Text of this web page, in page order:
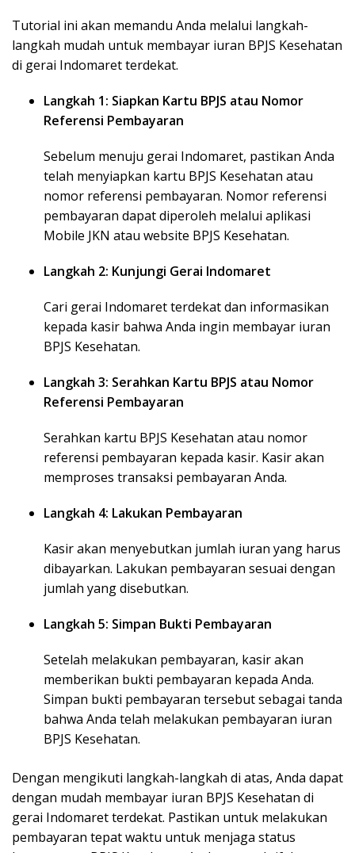
Tutorial ini akan memandu Anda melalui langkah-
langkah mudah untuk membayar iuran BPJS Kesehatan
di gerai Indomaret terdekat.
Langkah 1: Siapkan Kartu BPJS atau Nomor
Referensi Pembayaran
Sebelum menuju gerai Indomaret, pastikan Anda
telah menyiapkan kartu BPJS Kesehatan atau
nomor referensi pembayaran. Nomor referensi
pembayaran dapat diperoleh melalui aplikasi
Mobile JKN atau website BPJS Kesehatan.
Langkah 2: Kunjungi Gerai Indomaret
Cari gerai Indomaret terdekat dan informasikan
kepada kasir bahwa Anda ingin membayar iuran
BPJS Kesehatan.
Langkah 3: Serahkan Kartu BPJS atau Nomor
Referensi Pembayaran
Serahkan kartu BPJS Kesehatan atau nomor
referensi pembayaran kepada kasir. Kasir akan
memproses transaksi pembayaran Anda.
Langkah 4: Lakukan Pembayaran
Kasir akan menyebutkan jumlah iuran yang harus
dibayarkan. Lakukan pembayaran sesuai dengan
jumlah yang disebutkan.
Langkah 5: Simpan Bukti Pembayaran
Setelah melakukan pembayaran, kasir akan
memberikan bukti pembayaran kepada Anda.
Simpan bukti pembayaran tersebut sebagai tanda
bahwa Anda telah melakukan pembayaran iuran
BPJS Kesehatan.
Dengan mengikuti langkah-langkah di atas, Anda dapat
dengan mudah membayar iuran BPJS Kesehatan di
gerai Indomaret terdekat. Pastikan untuk melakukan
pembayaran tepat waktu untuk menjaga status